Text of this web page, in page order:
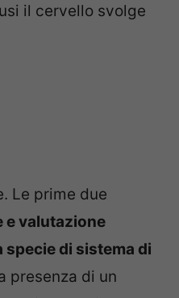
il cervello svolge
Le prime due
e valutazione
di sistema di
presenza di un